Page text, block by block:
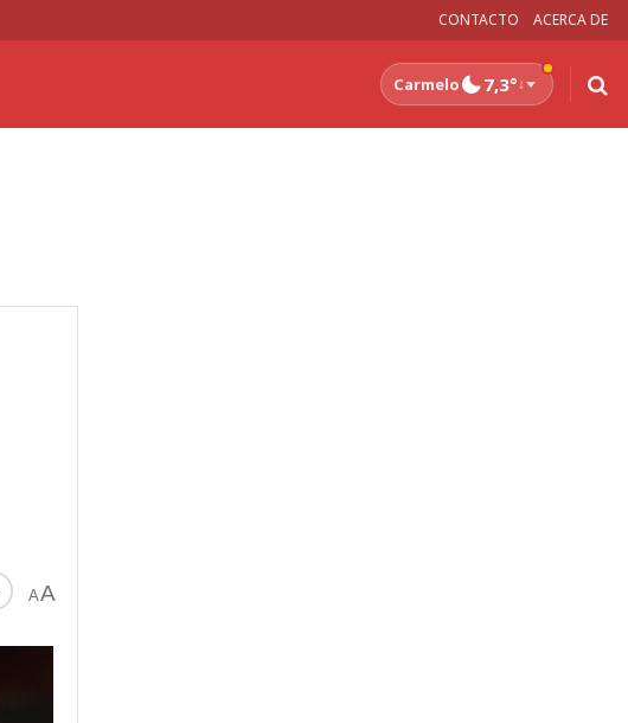
CONTACTO ACERCA DE
Carmelo 7,3°↓
AA